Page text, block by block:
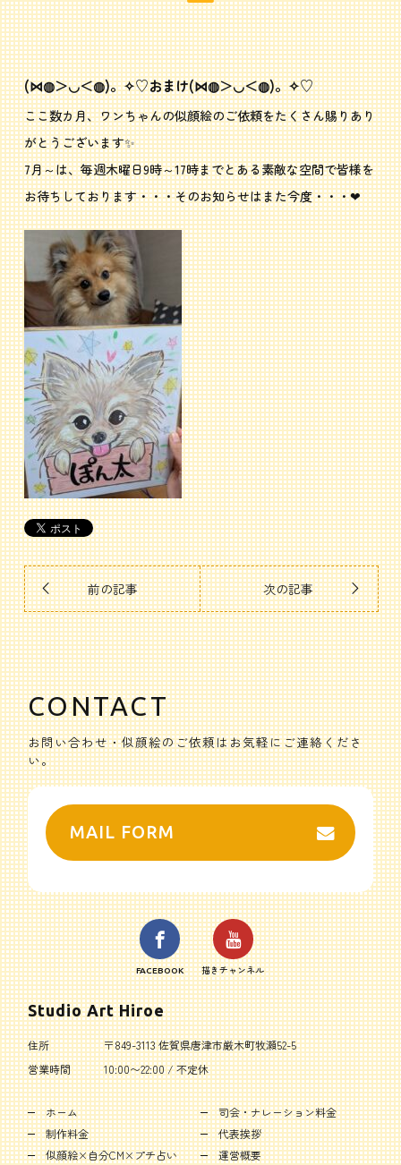
(⋈◍＞◡＜◍)。✧♡おまけ(⋈◍＞◡＜◍)。✧♡
ここ数カ月、ワンちゃんの似顔絵のご依頼をたくさん賜りあり
がとうございます✨
7月～は、毎週木曜日9時～17時までとある素敵な空間で皆様を
お待ちしております・・・そのお知らせはまた今度・・・❤
前の記事 次の記事
CONTACT
お問い合わせ・似顔絵のご依頼はお気軽にご連絡くださ
い。
MAIL FORM
FACEBOOK 描きチャンネル
Studio Art Hiroe
住所
〒849-3113 佐賀県唐津市厳木町牧瀬52-5
営業時間
10:00〜22:00 / 不定休
ホーム
制作料金
似顔絵×自分CM×プチ占い
司会・ナレーション料金
代表挨拶
運営概要